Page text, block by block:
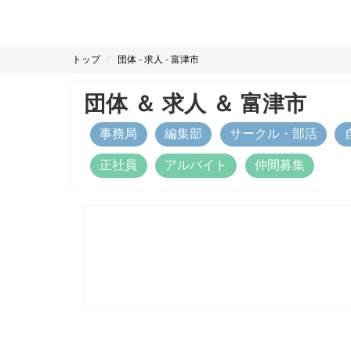
トップ 団体 - 求人 - 富津市
団体＆求人 ＆ 富津市
事務局 編集部 サークル・部活
正社員 アルバイト 仲間募集